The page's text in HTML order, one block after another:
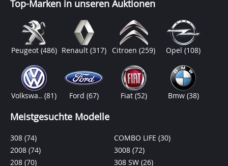
Top-Marken in unseren Auktionen
Peugeot (486) Renault (317) Citroen(259) Opel(108)
Volkswa..(81) Ford (67) Fiat (52) Bmw (38)
Meistgesuchte Modelle
308 (74)
2008 (74)
208 (70)
COMBO LIFE (30)
3008 (72)
308 SW (26)